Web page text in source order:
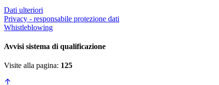
Dati ulteriori
Privacy - responsabile protezione dati
Whistleblowing
Avvisi sistema di qualificazione
Visite alla pagina: 125